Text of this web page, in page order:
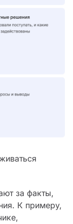
за факты,
К примеру,